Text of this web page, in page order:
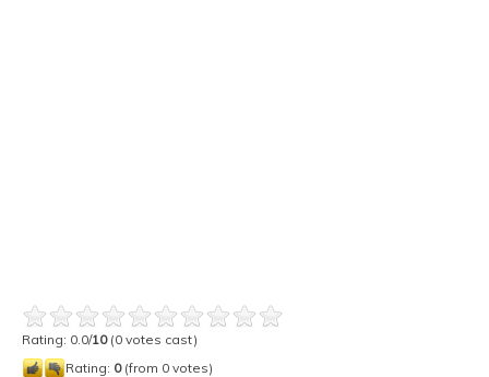
Rating: 0.0/10(0 votes cast)
Rating: 0(from 0 votes)